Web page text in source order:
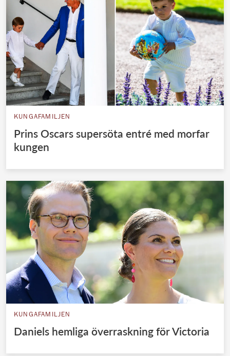
KUNGAFAMILJEN
Prins Oscars supersöta entré med morfar
kungen
KUNGAFAMILJEN
Daniels hemliga överraskning för Victoria